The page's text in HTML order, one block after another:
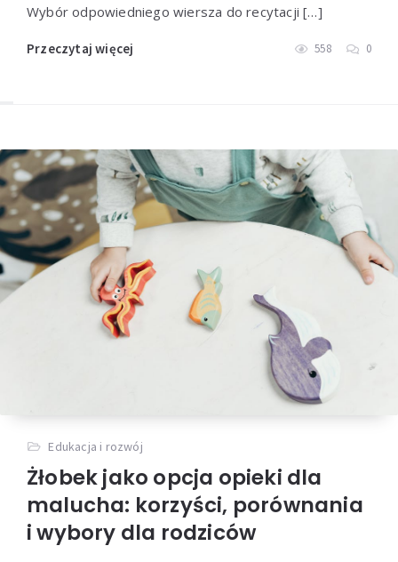
Wybór odpowiedniego wiersza do recytacji […]
Przeczytaj więcej 558 0
Edukacja i rozwój
Żłobek jako opcja opieki dla
malucha: korzyści, porównania
i wybory dla rodziców